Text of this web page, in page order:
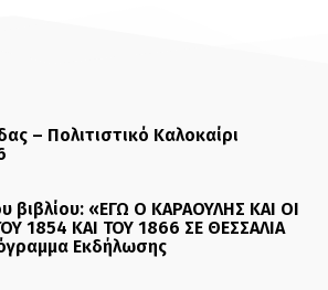
– Πολιτιστικό Καλοκαίρι
βιβλίου: «ΕΓΩ Ο ΚΑΡΑΟΥΛΗΣ ΚΑΙ ΟΙ
1854 ΚΑΙ ΤΟΥ 1866 ΣΕ ΘΕΣΣΑΛΙΑ
Εκδήλωσης